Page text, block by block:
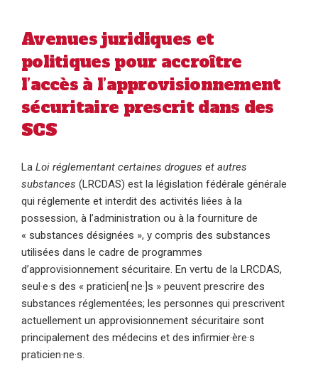
Avenues juridiques et
politiques pour accroître
l’accès à l’approvisionnement
sécuritaire prescrit dans des
SCS
La Loi réglementant certaines drogues et autres
substances (LRCDAS) est la législation fédérale générale
qui réglemente et interdit des activités liées à la
possession, à l’administration ou à la fourniture de
« substances désignées », y compris des substances
utilisées dans le cadre de programmes
d’approvisionnement sécuritaire. En vertu de la LRCDAS,
seul·e·s des « praticien[·ne·]s » peuvent prescrire des
substances réglementées; les personnes qui prescrivent
actuellement un approvisionnement sécuritaire sont
principalement des médecins et des infirmier·ère·s
praticien·ne·s.